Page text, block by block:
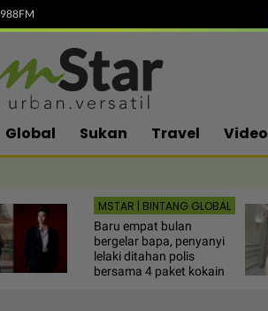
988FM
Global Sukan Travel Video
MSTAR | BINTANG GLOBAL
Baru empat bulan
bergelar bapa, penyanyi
lelaki ditahan polis
bersama 4 paket kokain